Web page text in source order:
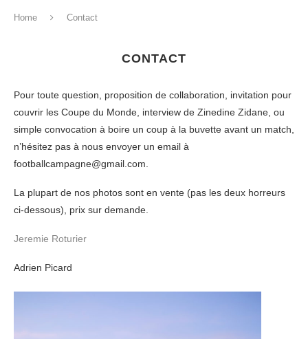
Home Contact
CONTACT
Pour toute question, proposition de collaboration, invitation pour
couvrir les Coupe du Monde, interview de Zinedine Zidane, ou
simple convocation à boire un coup à la buvette avant un match,
n’hésitez pas à nous envoyer un email à
footballcampagne@gmail.com.
La plupart de nos photos sont en vente (pas les deux horreurs
ci-dessous), prix sur demande.
Jeremie Roturier
Adrien Picard